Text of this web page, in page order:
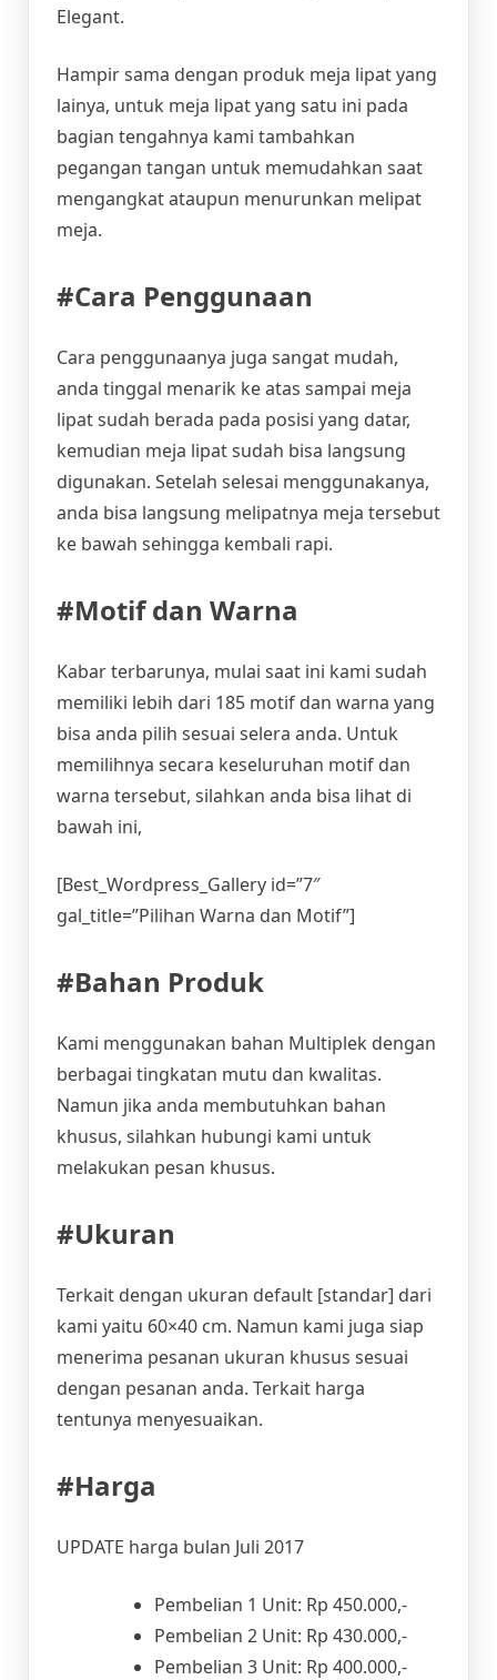
Elegant.
Hampir sama dengan produk meja lipat yang
lainya, untuk meja lipat yang satu ini pada
bagian tengahnya kami tambahkan
pegangan tangan untuk memudahkan saat
mengangkat ataupun menurunkan melipat
meja.
#Cara Penggunaan
Cara penggunaanya juga sangat mudah,
anda tinggal menarik ke atas sampai meja
lipat sudah berada pada posisi yang datar,
kemudian meja lipat sudah bisa langsung
digunakan. Setelah selesai menggunakanya,
anda bisa langsung melipatnya meja tersebut
ke bawah sehingga kembali rapi.
#Motif dan Warna
Kabar terbarunya, mulai saat ini kami sudah
memiliki lebih dari 185 motif dan warna yang
bisa anda pilih sesuai selera anda. Untuk
memilihnya secara keseluruhan motif dan
warna tersebut, silahkan anda bisa lihat di
bawah ini,
[Best_Wordpress_Gallery id=”7″
gal_title=”Pilihan Warna dan Motif”]
#Bahan Produk
Kami menggunakan bahan Multiplek dengan
berbagai tingkatan mutu dan kwalitas.
Namun jika anda membutuhkan bahan
khusus, silahkan hubungi kami untuk
melakukan pesan khusus.
#Ukuran
Terkait dengan ukuran default [standar] dari
kami yaitu 60×40 cm. Namun kami juga siap
menerima pesanan ukuran khusus sesuai
dengan pesanan anda. Terkait harga
tentunya menyesuaikan.
#Harga
UPDATE harga bulan Juli 2017
Pembelian 1 Unit: Rp 450.000,-
Pembelian 2 Unit: Rp 430.000,-
Pembelian 3 Unit: Rp 400.000,-